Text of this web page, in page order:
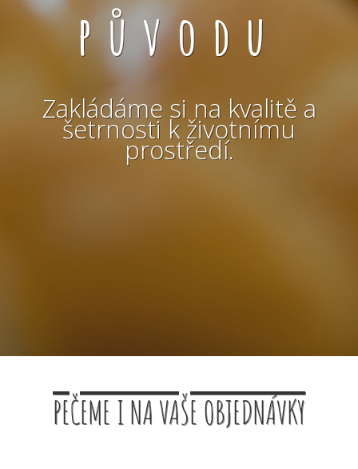
původu
Zakládáme si na kvalitě a
šetrnosti k životnímu
prostředí.
PEČEME I NA VAŠE OBJEDNÁVKY